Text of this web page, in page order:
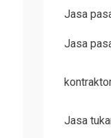
Jasa
Jasa
Jasa